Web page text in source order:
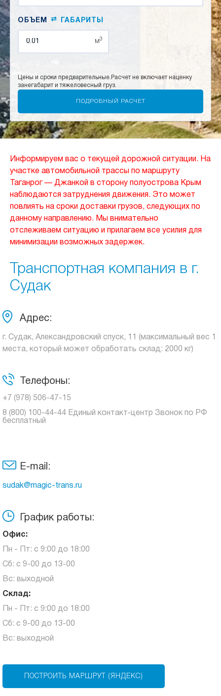
ОБЪЕМ ⇄ ГАБАРИТЫ
м3
Цены и сроки предварительные. Расчет не включает наценку
занегабарит и тяжеловесный груз.
Информируем вас о текущей дорожной ситуации. На
участке автомобильной трассы по маршруту
Таганрог — Джанкой в сторону полуострова Крым
наблюдаются затруднения движения. Это может
повлиять на сроки доставки грузов, следующих по
данному направлению. Мы внимательно
отслеживаем ситуацию и прилагаем все усилия для
минимизации возможных задержек.
Транспортная компания в г.
Судак
Адрес:
г. Судак, Александровский спуск, 11 (максимальный вес 1
места, который может обработать склад: 2000 кг)
Телефоны:
+7 (978) 506-47-15
8 (800) 100-44-44 Единый контакт-центр Звонок по РФ
бесплатный
E-mail:
sudak@magic-trans.ru
График работы:
Офис:
Пн - Пт: с 9:00 до 18:00
Сб: с 9-00 до 13-00
Вс: выходной
Склад:
Пн - Пт: с 9:00 до 18:00
Сб: с 9-00 до 13-00
Вс: выходной
ПОСТРОИТЬ МАРШРУТ (ЯНДЕКС)